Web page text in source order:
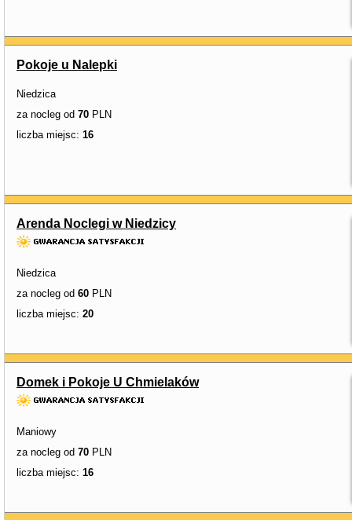
Pokoje u Nalepki
Niedzica
za nocleg od 70 PLN
liczba miejsc: 16
Arenda Noclegi w Niedzicy
Niedzica
za nocleg od 60 PLN
liczba miejsc: 20
Domek i Pokoje U Chmielaków
Maniowy
za nocleg od 70 PLN
liczba miejsc: 16